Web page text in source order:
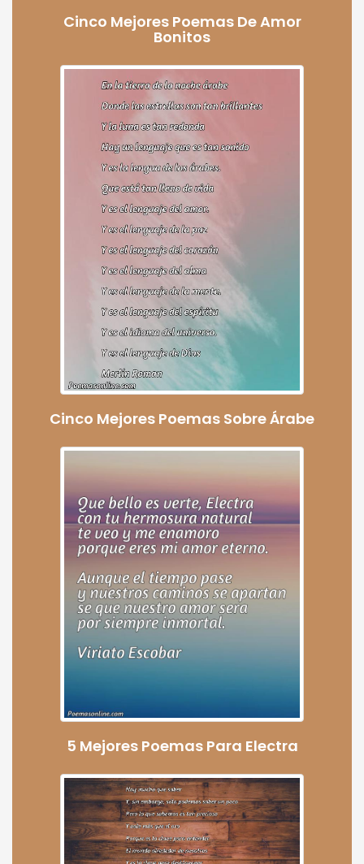
Cinco Mejores Poemas De Amor
Bonitos
Cinco Mejores Poemas Sobre Árabe
5 Mejores Poemas Para Electra